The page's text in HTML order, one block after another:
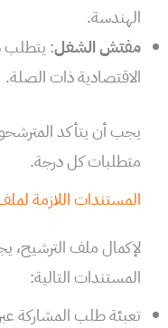
الهندسة.
مفتش الشغل: يتطلب
الاقتصادية ذات الصلة.
يجب أن يتأكد
متطلبات كل درجة.
المستندات اللازمة
لإكمال ملف الترشيح،
المستندات التالية:
تعبئة طلب المشاركة